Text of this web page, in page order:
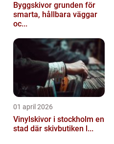
Byggskivor grunden för
smarta, hållbara väggar
oc...
01 april 2026
Vinylskivor i stockholm en
stad där skivbutiken l...